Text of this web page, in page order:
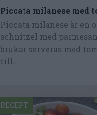
Piccata milanese med
Piccata milanese är en
schnitzel med
brukar serveras med
till...
RECEPT